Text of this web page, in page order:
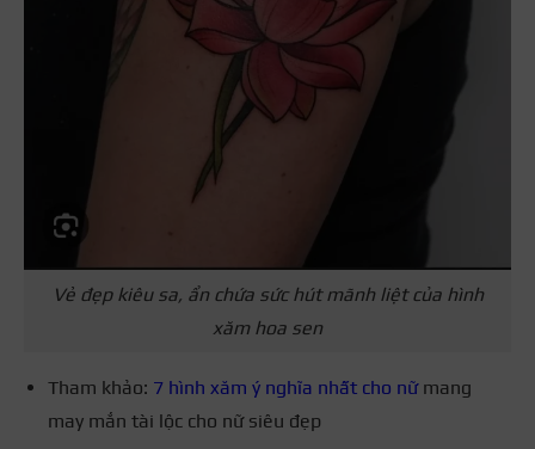
Vẻ đẹp kiêu sa, ẩn chứa sức hút mãnh liệt của hình
xăm hoa sen
Tham khảo: 7 hình xăm ý nghĩa nhất cho nữmang
may mắn tài lộc cho nữ siêu đẹp